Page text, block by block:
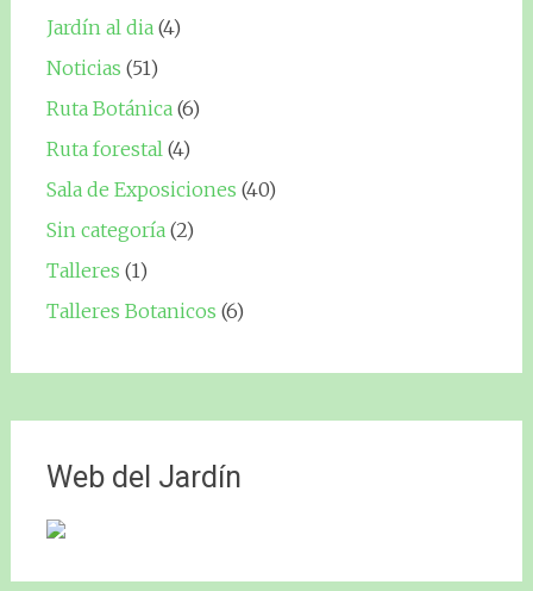
Jardín al dia(4)
Noticias (51)
Ruta Botánica(6)
Ruta forestal(4)
Sala de Exposiciones (40)
Sin categoría(2)
Talleres (1)
Talleres Botanicos (6)
Web del Jardín